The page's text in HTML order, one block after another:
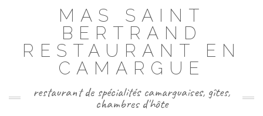
MAS SAINT
BERTRAND
RESTAURANT EN
CAMARGUE
restaurant de spécialités camarguaises, gîtes,
chambres d'hôte